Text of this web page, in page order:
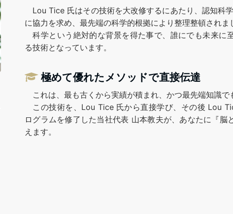
Lou Tice 氏はその技術を大改修するにあたり、認知科
に協力を求め、最先端の科学的根拠により整理整頓されま
科学という絶対的な背景を得た事で、誰にでも未来に
る技術となっています。
極めて優れたメソッドで直接伝達
これは、最も古くから実績が積まれ、かつ最先端知識で
この技術を、Lou Tice 氏から直接学び、その後 Lou
ログラムを修了した当社代表 山本教夫が、あなたに『脳
えます。